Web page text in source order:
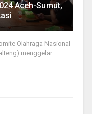
Aceh-Sumut,
Olahraga Nasional
menggelar